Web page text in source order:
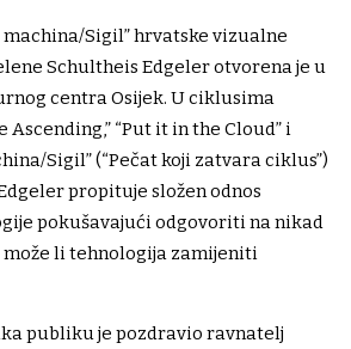
machina/Sigil” hrvatske vizualne
Schultheis Edgeler otvorena je u
centra Osijek. U ciklusima
Ascending,” “Put it in the Cloud” i
Sigil” (“Pečat koji zatvara ciklus”)
propituje složen odnos
pokušavajući odgovoriti na nikad
li tehnologija zamijeniti
publiku je pozdravio ravnatelj